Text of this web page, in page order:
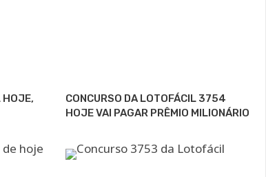
HOJE,
CONCURSO DA LOTOFÁCIL 3754
HOJE VAI PAGAR PRÊMIO MILIONÁRIO